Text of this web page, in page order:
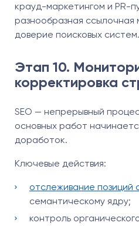
крауд-маркетингом и PR-
разнообразная
доверие поисковых систем.
Этап 10.
корректировка
SEO — непрерывный
основных работ
доработок.
Ключевые действия:
отслеживание позиций
семантическому ядру;
контроль